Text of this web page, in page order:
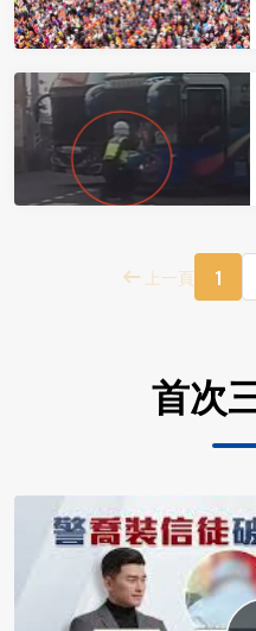
上一頁 1
首次